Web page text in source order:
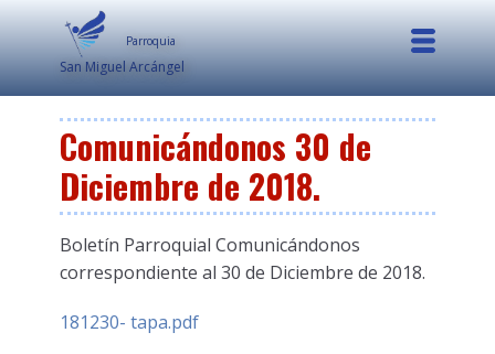
Parroquia
San Miguel Arcángel
Comunicándonos 30 de
Diciembre de 2018.
Boletín Parroquial Comunicándonos
correspondiente al 30 de Diciembre de 2018.
181230- tapa.pdf